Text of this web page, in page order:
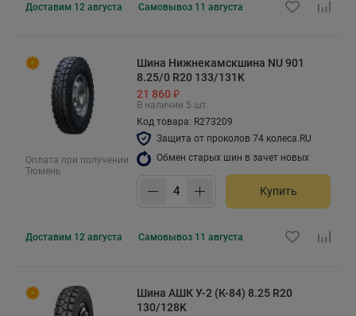
Доставим 12 августа Самовывоз 11 августа
Оплата при получении
Тюмень
Шина Нижнекамскшина NU 901
8.25/0 R20 133/131K
21 860 ₽
В наличии 5 шт.
Код товара: R273209
Защита от проколов 74 колеса.RU
Обмен старых шин в зачет новых
Купить
Доставим 12 августа Самовывоз 11 августа
Шина АШК У-2 (К-84) 8.25 R20
130/128K